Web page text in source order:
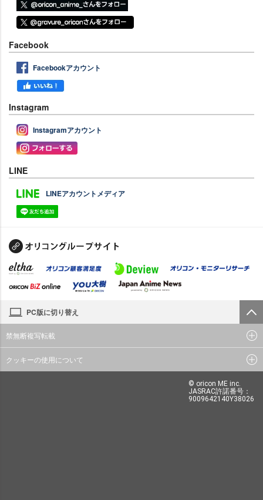
Facebook
Facebookアカウント
Instagram
Instagramアカウント
LINE
LINEアカウントメディア
PC版に切り替え
禁無断複写転載
クッキーの使用について
© oricon ME inc.
JASRAC許諾番号：
9009642140Y38026